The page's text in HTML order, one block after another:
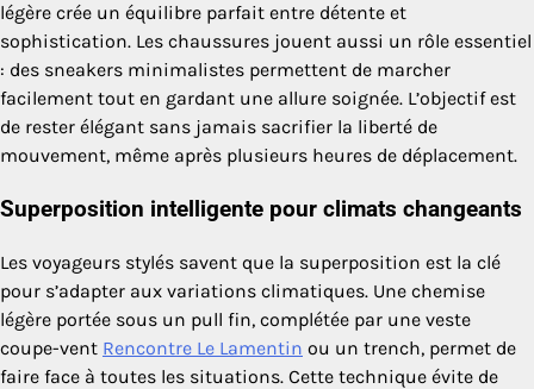
légère crée un équilibre parfait entre détente et
sophistication. Les chaussures jouent aussi un rôle essentiel
: des sneakers minimalistes permettent de marcher
facilement tout en gardant une allure soignée. L’objectif est
de rester élégant sans jamais sacrifier la liberté de
mouvement, même après plusieurs heures de déplacement.
Superposition intelligente pour climats changeants
Les voyageurs stylés savent que la superposition est la clé
pour s’adapter aux variations climatiques. Une chemise
légère portée sous un pull fin, complétée par une veste
coupe-vent Rencontre Le Lamentin ou un trench, permet de
faire face à toutes les situations. Cette technique évite de